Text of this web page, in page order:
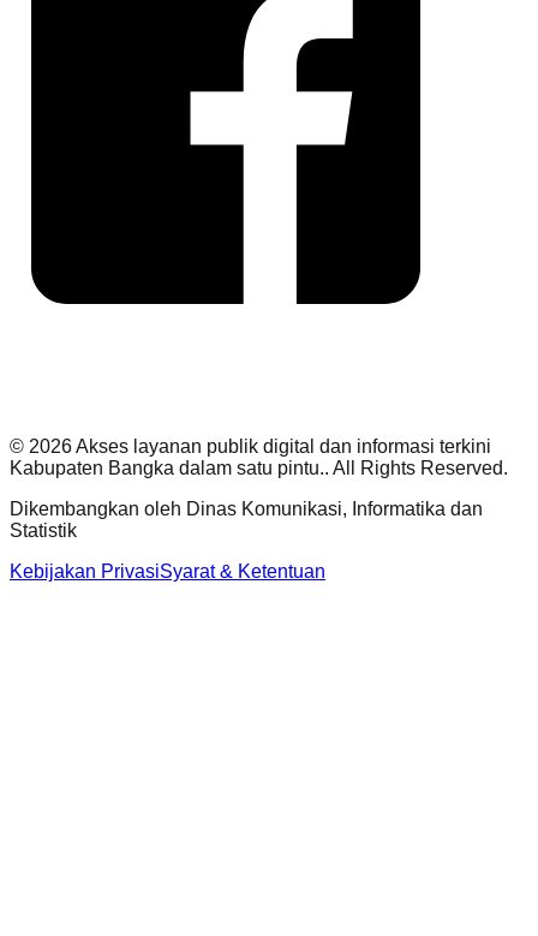
© 2026Akses layanan publik digital dan informasi terkini
Kabupaten Bangka dalam satu pintu.. All Rights Reserved.
Dikembangkan oleh Dinas Komunikasi, Informatika dan
Statistik
Kebijakan PrivasiSyarat & Ketentuan